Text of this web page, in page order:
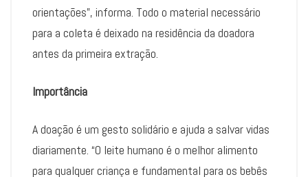
orientações”, informa. Todo o material necessário
para a coleta é deixado na residência da doadora
antes da primeira extração.
Importância
A doação é um gesto solidário e ajuda a salvar vidas
diariamente. “O leite humano é o melhor alimento
para qualquer criança e fundamental para os bebês